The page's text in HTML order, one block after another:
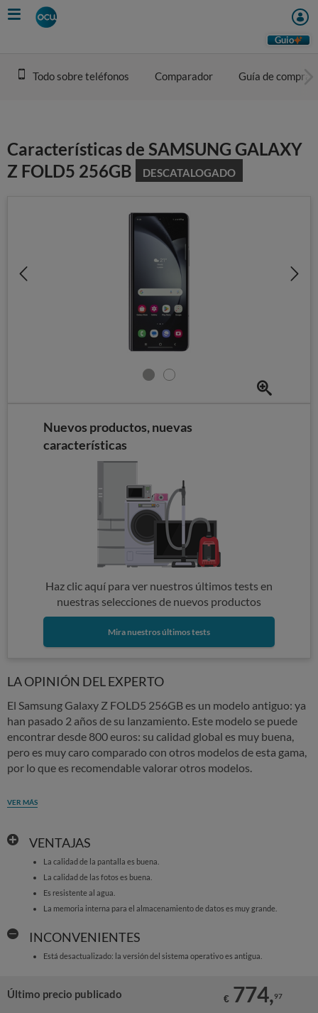
Skip
to
Guio
Todo sobre teléfonos Comparador Guía de compra
Características de SAMSUNG GALAXY
Z FOLD5 256GB
DESCATALOGADO
Nuevos productos, nuevas
características
Haz clic aquí para ver nuestros últimos tests en
nuestras selecciones de nuevos productos
Mira nuestros últimos tests
LA OPINIÓN DEL EXPERTO
El Samsung Galaxy Z FOLD5 256GB es un modelo antiguo: ya
han pasado 2 años de su lanzamiento. Este modelo se puede
encontrar desde 800 euros: su calidad global es muy buena,
pero es muy caro comparado con otros modelos de esta gama,
por lo que es recomendable valorar otros modelos.
VER MÁS
VENTAJAS
La calidad de la pantalla es buena.
La calidad de las fotos es buena.
Es resistente al agua.
La memoria interna para el almacenamiento de datos es muy grande.
INCONVENIENTES
Está desactualizado: la versión del sistema operativo es antigua.
Último precio publicado € 774,97